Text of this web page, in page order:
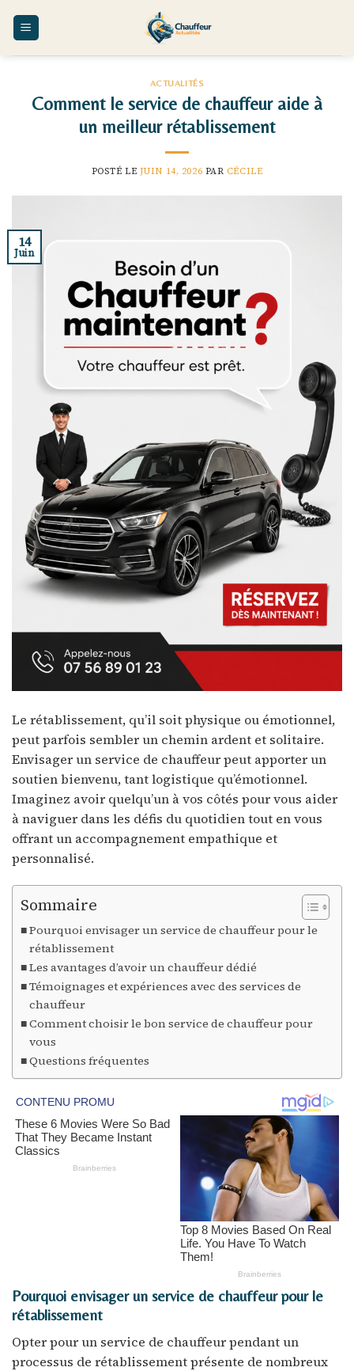
ACTUALITÉS
Comment le service de chauffeur aide à
un meilleur rétablissement
POSTÉ LE JUIN 14, 2026 PAR CÉCILE
14
Juin
Le rétablissement, qu’il soit physique ou émotionnel,
peut parfois sembler un chemin ardent et solitaire.
Envisager un service de chauffeur peut apporter un
soutien bienvenu, tant logistique qu’émotionnel.
Imaginez avoir quelqu’un à vos côtés pour vous aider
à naviguer dans les défis du quotidien tout en vous
offrant un accompagnement empathique et
personnalisé.
Sommaire
Pourquoi envisager un service de chauffeur pour le
rétablissement
Les avantages d’avoir un chauffeur dédié
Témoignages et expériences avec des services de
chauffeur
Comment choisir le bon service de chauffeur pour
vous
Questions fréquentes
Pourquoi envisager un service de chauffeur pour le
rétablissement
Opter pour un service de chauffeur pendant un
processus de rétablissement présente de nombreux